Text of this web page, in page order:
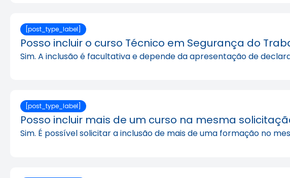
[post_type_label]
Posso incluir o curso Técnico em Segurança do
Sim. A inclusão é facultativa e depende da apresentação de
[post_type_label]
Posso incluir mais de um curso na mesma
Sim. É possível solicitar a inclusão de mais de uma formação no